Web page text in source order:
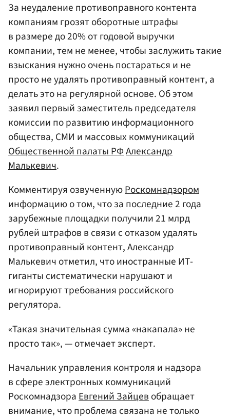
За неудаление противоправного контента
компаниям грозят оборотные штрафы
в размере до 20% от годовой выручки
компании, тем не менее, чтобы заслужить такие
взыскания нужно очень постараться и не
просто не удалять противоправный контент, а
делать это на регулярной основе. Об этом
заявил первый заместитель председателя
комиссии по развитию информационного
общества, СМИ и массовых коммуникаций
Общественной палатыРФАлександр
Малькевич.
Комментируя озвученнуюРоскомнадзором
информацию о том, что за последние 2 года
зарубежные площадки получили 21 млрд
рублей штрафов в связи с отказом удалять
противоправный контент, Александр
Малькевич отметил, что иностранные ИТ-
гиганты систематически нарушают и
игнорируют требования российского
регулятора.
«Такая значительная сумма «накапала» не
просто так», — отмечает эксперт.
Начальник управления контроля и надзора
в сфере электронных коммуникаций
РоскомнадзораЕвгений Зайцевобращает
внимание, что проблема связана не только